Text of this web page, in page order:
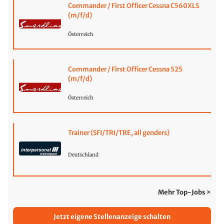
Commander / First Officer Cessna C560XLS
(m/f/d)
Österreich
Commander / First Officer Cessna 525
(m/f/d)
Österreich
Trainer (SFI/TRI/TRE, all genders)
Deutschland
Mehr Top-Jobs >
Jetzt eigene Stellenanzeige schalten